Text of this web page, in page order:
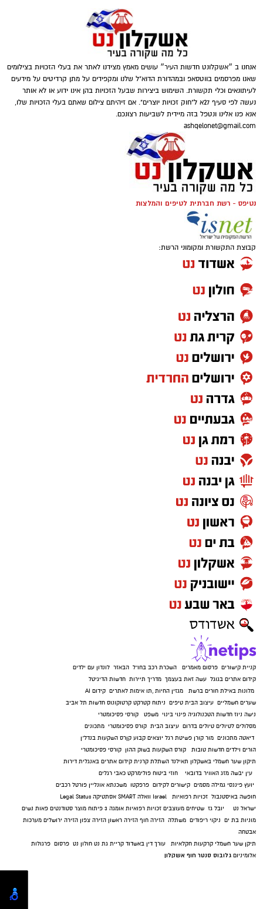
אנחנו ב ״אשקלונט חדשות העיר״ עושים מאמץ מצידנו לאתר את בעלי הזכויות בצילומים
שאנו מפרסמים בווטסאפ ובמהדורת הדוא"ל שלנו ומקפידים על מתן קרדיטים על מידעים
לעיתונאים וכלי תקשורת. השימוש ביצירות שבעל הזכויות בהן אינו ידוע או לא אותר
נעשה לפי סעיף 27א ל"חוק זכויות יוצרים". אם זיהיתם צילום שאתם בעלי הזכויות שלו,
אנא פנו אלינו ונטפל בזה מיידית לשביעות רצונכם.
ashqelonet@gmail.com
נטיפס - רשת חברתית לטיפים והמלצות
קבוצת התקשורת ומקומוני הרשת:
קניית קישורים פרסום מאמרים השכרת רכב בחו"ל הבאזר לונדון עם ילדים
קידום אתרים בגוגל עשה זאת בעצמך מדריך תיירות חדשות הדיגיטל
מלונות באילת חורים ברשת מגזין החיות ,תו אימות לאתרים קידום AI
שערים חשמליים עיצוב הבית טיפים ניתוח קטרקט קרטוקונוס חדשות תל אביב
נישה ניוז חדשות הטכנולוגיה פינוי בינוי משפט
קורסי פסיכומטרי
מסלולים לטיולים טיולים בדרום עיצוב הבית קורס פסיכומטרי מתכונים
דיאטה מתכונים מור קורן פשיטת רגל יוצאים קבוע קןרס השקעות בנדל"ן
הורים וילדים חדשות טובות קורס השקעות בשוק ההון קורסי פסיכומטרי
תיקון שער חשמלי באשקלון תאילנד השתלת קרנית קידום אתרים באנגלית דירות
עין יבשה מזג האוויר בדובאי חוזי ביטוח פולימרקט כאבי רגלים
יועץ פיננסי גמילה מסמים קישורים לקידום פרפקטו משכנתא אונליין פורטל רכבים
חופשה באיסטנבול זכויות רפואיות Israel וואלה SMART אסתטיקה Legal Status
ישראל נט
יובל גז שטיחים מעוצבים זכויות רפואיות אומגה 3 פיתוח מוצר סטודנטים פאות נשים
מוניות בת ים ניקוי ריפודים משתלה הזירה חוף הזירה ראשון הזירה צפון הזירה ירושלים מערכות
אבטחה
תיקן שער חשמלי קרקעות חקלאיות עורך דין באשדוד קריית גת נט חולון נט פרסום פרגולות
אלומיניום גלובוס סנטר חוף אשקלון